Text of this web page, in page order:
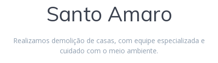
Santo Amaro
Realizamos demolição de casas, com equipe especializada e
cuidado com o meio ambiente.